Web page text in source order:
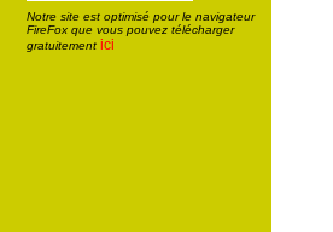
Notre site est optimisé pour le navigateur
FireFox que vous pouvez télécharger
gratuitement ici